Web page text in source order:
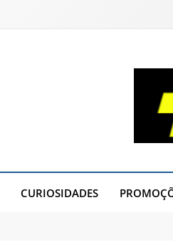
CURIOSIDADES